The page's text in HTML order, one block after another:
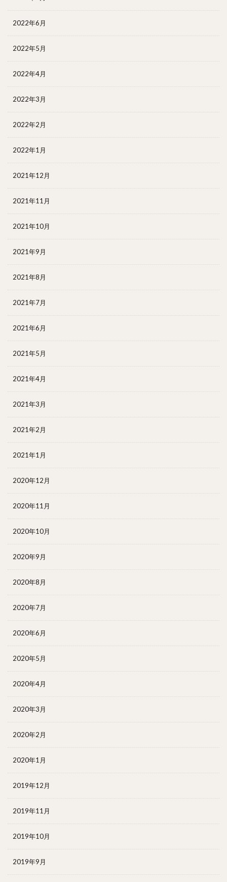
2022年6月
2022年5月
2022年4月
2022年3月
2022年2月
2022年1月
2021年12月
2021年11月
2021年10月
2021年9月
2021年8月
2021年7月
2021年6月
2021年5月
2021年4月
2021年3月
2021年2月
2021年1月
2020年12月
2020年11月
2020年10月
2020年9月
2020年8月
2020年7月
2020年6月
2020年5月
2020年4月
2020年3月
2020年2月
2020年1月
2019年12月
2019年11月
2019年10月
2019年9月